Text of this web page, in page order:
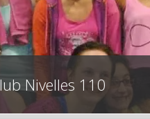
Nivelles 110